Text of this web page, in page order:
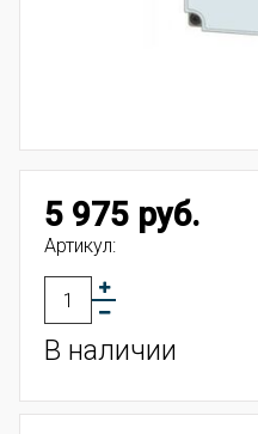
5 975 руб.
Артикул:
В наличии